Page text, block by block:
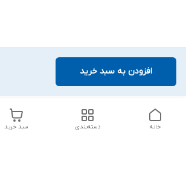
افزودن به سبد خرید
سبد خرید دسته‌بندی خانه